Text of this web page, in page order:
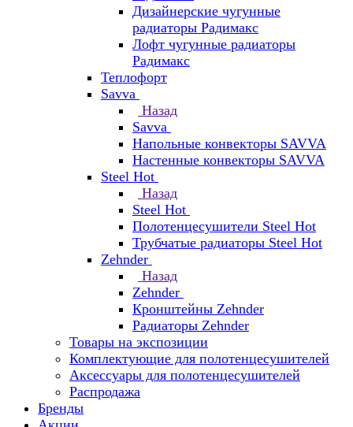
Дизайнерские чугунные
радиаторы Радимакс
Лофт чугунные радиаторы
Радимакс
Теплофорт
Savva
Назад
Savva
Напольные конвекторы SAVVA
Настенные конвекторы SAVVA
Steel Hot
Назад
Steel Hot
Полотенцесушители Steel Hot
Трубчатые радиаторы Steel Hot
Zehnder
Назад
Zehnder
Кронштейны Zehnder
Радиаторы Zehnder
Товары на экспозиции
Комплектующие для полотенцесушителей
Аксессуары для полотенцесушителей
Распродажа
Бренды